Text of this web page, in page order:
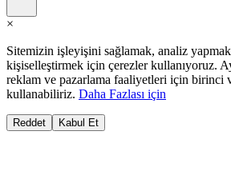
×
Sitemizin işleyişini sağlamak, analiz
kişiselleştirmek için çerezler kullanıyoruz.
reklam ve pazarlama faaliyetleri için birinci
kullanabiliriz. Daha Fazlası için
Reddet Kabul Et